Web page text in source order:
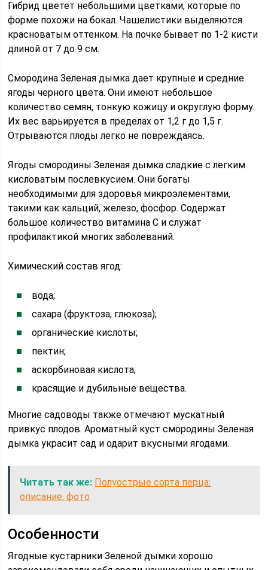
Гибрид цветет небольшими цветками, которые по
форме похожи на бокал. Чашелистики выделяются
красноватым оттенком. На почке бывает по 1-2 кисти
длиной от 7 до 9 см.
Смородина Зеленая дымка дает крупные и средние
ягоды черного цвета. Они имеют небольшое
количество семян, тонкую кожицу и округлую форму.
Их вес варьируется в пределах от 1,2 г до 1,5 г.
Отрываются плоды легко не повреждаясь.
Ягоды смородины Зеленая дымка сладкие с легким
кисловатым послевкусием. Они богаты
необходимыми для здоровья микроэлементами,
такими как кальций, железо, фосфор. Содержат
большое количество витамина С и служат
профилактикой многих заболеваний.
Химический состав ягод:
вода;
сахара (фруктоза, глюкоза);
органические кислоты;
пектин;
аскорбиновая кислота;
красящие и дубильные вещества.
Многие садоводы также отмечают мускатный
привкус плодов. Ароматный куст смородины Зеленая
дымка украсит сад и одарит вкусными ягодами.
Читать так же: Полуострые сорта перца:
описание, фото
Особенности
Ягодные кустарники Зеленой дымки хорошо